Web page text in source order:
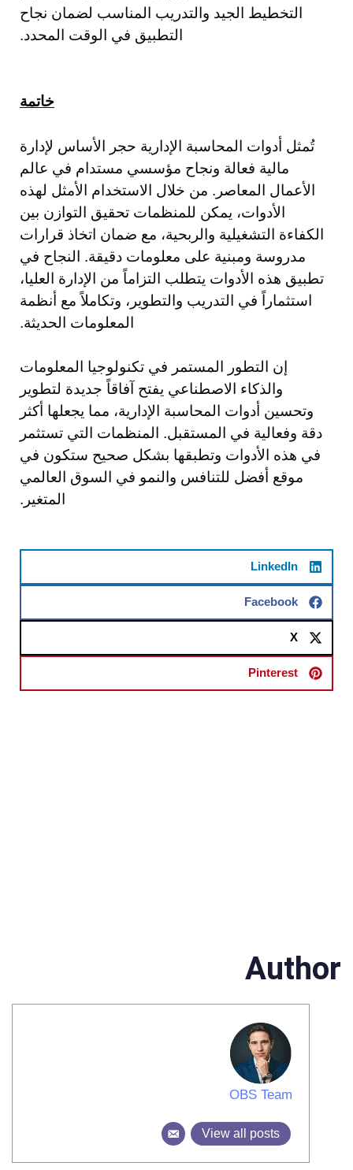
التخطيط الجيد والتدريب المناسب لضمان نجاح
التطبيق في الوقت المحدد.
خاتمة
تُمثل أدوات المحاسبة الإدارية حجر الأساس لإدارة
مالية فعالة ونجاح مؤسسي مستدام في عالم
الأعمال المعاصر. من خلال الاستخدام الأمثل لهذه
الأدوات، يمكن للمنظمات تحقيق التوازن بين
الكفاءة التشغيلية والربحية، مع ضمان اتخاذ قرارات
مدروسة ومبنية على معلومات دقيقة. النجاح في
تطبيق هذه الأدوات يتطلب التزاماً من الإدارة العليا،
استثماراً في التدريب والتطوير، وتكاملاً مع أنظمة
المعلومات الحديثة.
إن التطور المستمر في تكنولوجيا المعلومات
والذكاء الاصطناعي يفتح آفاقاً جديدة لتطوير
وتحسين أدوات المحاسبة الإدارية، مما يجعلها أكثر
دقة وفعالية في المستقبل. المنظمات التي تستثمر
في هذه الأدوات وتطبقها بشكل صحيح ستكون في
موقع أفضل للتنافس والنمو في السوق العالمي
المتغير.
LinkedIn
Facebook
X
Pinterest
Author
OBS Team
View all posts